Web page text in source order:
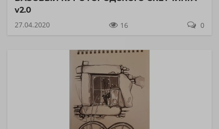
v2.0
27.04.2020
16 0